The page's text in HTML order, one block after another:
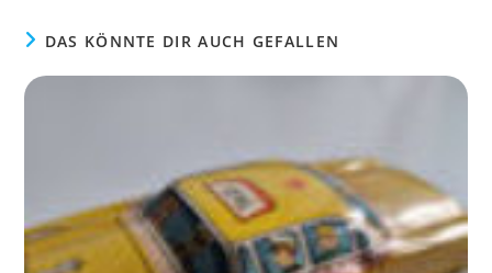
DAS KÖNNTE DIR AUCH GEFALLEN